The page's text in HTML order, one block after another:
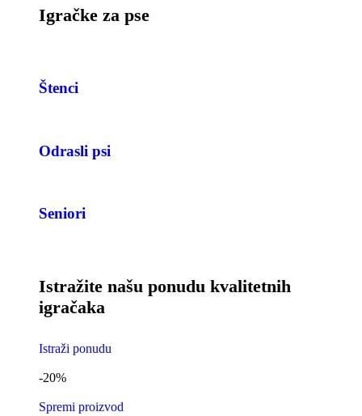
Igračke za pse
Štenci
Odrasli psi
Seniori
Istražite našu ponudu kvalitetnih
igračaka
Istraži ponudu
-20%
Spremi proizvod